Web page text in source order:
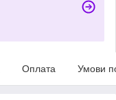
Оплата Умови